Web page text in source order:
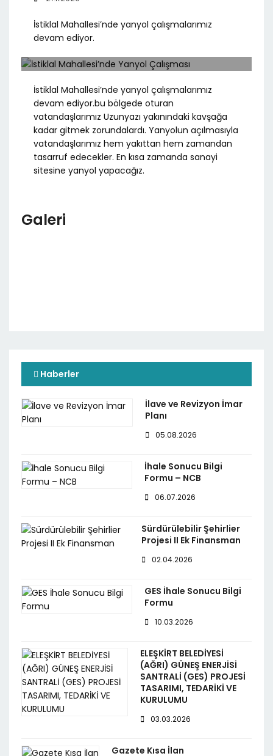
İstiklal Mahallesi’nde yanyol çalışmalarımız
devam ediyor.
İstiklal Mahallesi’nde yanyol çalışmalarımız
devam ediyor.bu bölgede oturan
vatandaşlarımız Uzunyazı yakınındaki kavşağa
kadar gitmek zorundalardı. Yanyolun açılmasıyla
vatandaşlarımız hem yakıttan hem zamandan
tasarruf edecekler. En kısa zamanda sanayi
sitesine yanyol yapacağız.
Galeri
Haberler
İlave ve Revizyon İmar
Planı
05.08.2026
İhale Sonucu Bilgi
Formu – NCB
06.07.2026
Sürdürülebilir Şehirlier
Projesi II Ek Finansman
02.04.2026
GES İhale Sonucu Bilgi
Formu
10.03.2026
ELEŞKİRT BELEDİYESİ
(AĞRI) GÜNEŞ ENERJİSİ
SANTRALİ (GES) PROJESİ
TASARIMI, TEDARİKİ VE
KURULUMU
03.03.2026
Gazete Kısa İlan